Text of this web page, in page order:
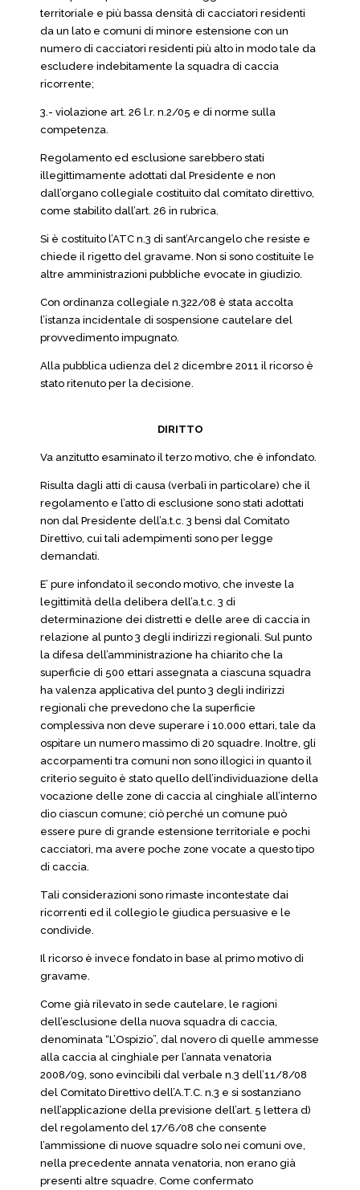
territoriale e più bassa densità di cacciatori residenti
da un lato e comuni di minore estensione con un
numero di cacciatori residenti più alto in modo tale da
escludere indebitamente la squadra di caccia
ricorrente;
3.- violazione art. 26 l.r. n.2/05 e di norme sulla
competenza.
Regolamento ed esclusione sarebbero stati
illegittimamente adottati dal Presidente e non
dall’organo collegiale costituito dal comitato direttivo,
come stabilito dall’art. 26 in rubrica.
Si è costituito l’ATC n.3 di sant’Arcangelo che resiste e
chiede il rigetto del gravame. Non si sono costituite le
altre amministrazioni pubbliche evocate in giudizio.
Con ordinanza collegiale n.322/08 è stata accolta
l’istanza incidentale di sospensione cautelare del
provvedimento impugnato.
Alla pubblica udienza del 2 dicembre 2011 il ricorso è
stato ritenuto per la decisione.
DIRITTO
Va anzitutto esaminato il terzo motivo, che è infondato.
Risulta dagli atti di causa (verbali in particolare) che il
regolamento e l’atto di esclusione sono stati adottati
non dal Presidente dell’a.t.c. 3 bensì dal Comitato
Direttivo, cui tali adempimenti sono per legge
demandati.
E’ pure infondato il secondo motivo, che investe la
legittimità della delibera dell’a.t.c. 3 di
determinazione dei distretti e delle aree di caccia in
relazione al punto 3 degli indirizzi regionali. Sul punto
la difesa dell’amministrazione ha chiarito che la
superficie di 500 ettari assegnata a ciascuna squadra
ha valenza applicativa del punto 3 degli indirizzi
regionali che prevedono che la superficie
complessiva non deve superare i 10.000 ettari, tale da
ospitare un numero massimo di 20 squadre. Inoltre, gli
accorpamenti tra comuni non sono illogici in quanto il
criterio seguito è stato quello dell’individuazione della
vocazione delle zone di caccia al cinghiale all’interno
dio ciascun comune; ciò perché un comune può
essere pure di grande estensione territoriale e pochi
cacciatori, ma avere poche zone vocate a questo tipo
di caccia.
Tali considerazioni sono rimaste incontestate dai
ricorrenti ed il collegio le giudica persuasive e le
condivide.
Il ricorso è invece fondato in base al primo motivo di
gravame.
Come già rilevato in sede cautelare, le ragioni
dell’esclusione della nuova squadra di caccia,
denominata “L’Ospizio”, dal novero di quelle ammesse
alla caccia al cinghiale per l’annata venatoria
2008/09, sono evincibili dal verbale n.3 dell’11/8/08
del Comitato Direttivo dell’A.T.C. n.3 e si sostanziano
nell’applicazione della previsione dell’art. 5 lettera d)
del regolamento del 17/6/08 che consente
l’ammissione di nuove squadre solo nei comuni ove,
nella precedente annata venatoria, non erano già
presenti altre squadre. Come confermato